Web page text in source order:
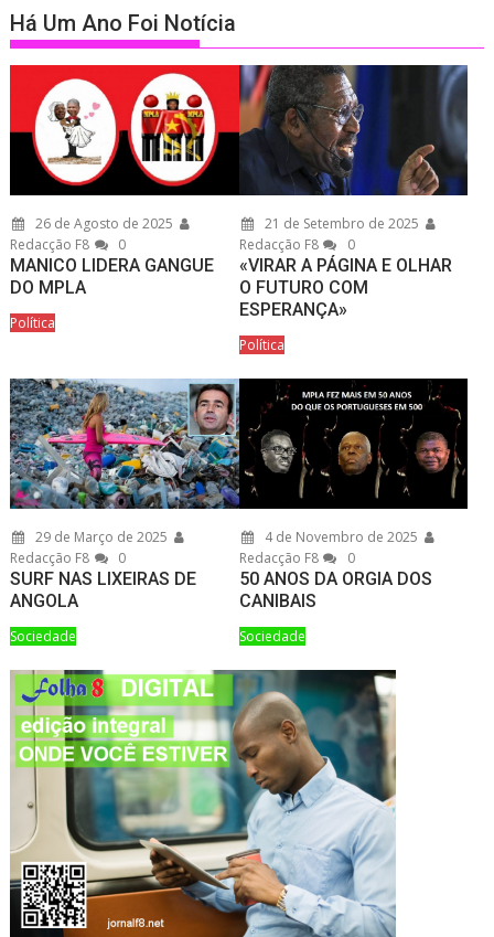
Há Um Ano Foi Notícia
26 de Agosto de 2025
Redacção F8
0
MANICO LIDERA GANGUE
DO MPLA
Política
21 de Setembro de 2025
Redacção F8
0
«VIRAR A PÁGINA E OLHAR
O FUTURO COM
ESPERANÇA»
Política
29 de Março de 2025
Redacção F8
0
SURF NAS LIXEIRAS DE
ANGOLA
Sociedade
4 de Novembro de 2025
Redacção F8
0
50 ANOS DA ORGIA DOS
CANIBAIS
Sociedade